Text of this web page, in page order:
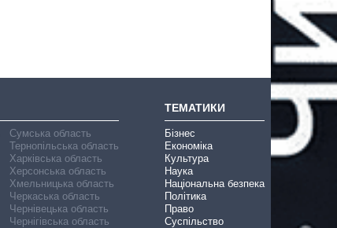
Сумська область
Тернопільська область
Харківська область
Херсонська область
Хмельницька область
Черкаська область
Чернівецька область
Чернігівська область
ТЕМАТИКИ
Бізнес
Економіка
Культура
Наука
Національна безпека
Політика
Право
Суспільство